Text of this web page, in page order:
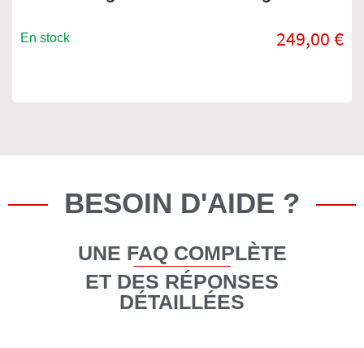
En stock 249,00 €
BESOIN D'AIDE ?
UNE FAQ COMPLÈTE
ET DES RÉPONSES
DÉTAILLÉES